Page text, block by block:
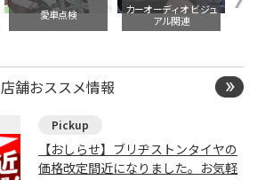
愛車点検
カーオーディオ ビジュ
アル関連
店舗おススメ情報
【おしらせ】ブリヂストンタイヤの
価格改定間近になりました。お気軽